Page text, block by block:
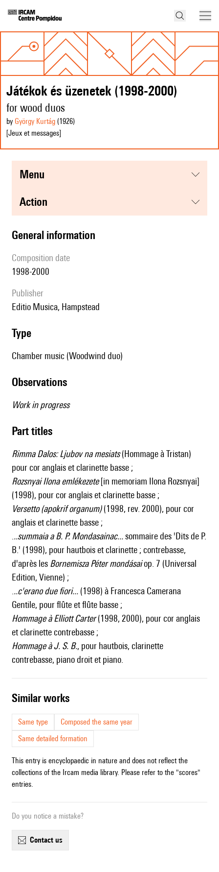
Játékok és üzenetek (1998-2000)
for wood duos
by György Kurtág (1926)
[Jeux et messages]
menu
action
general information
composition date
1998-2000
publisher
Editio Musica, Hampstead
type
Chamber music (Woodwind duo)
observations
Work in progress
Part titles
Rimma Dalos: Ljubov na mesiats(Hommage à Tristan)
pour cor anglais et clarinette basse ;
Rozsnyai Ilona emlékezete[in memoriam Ilona Rozsnyai]
(1998), pour cor anglais et clarinette basse ;
Versetto (apokrif organum)(1998, rev. 2000), pour cor
anglais et clarinette basse ;
..summaia a B. P. Mondasainac...sommaire des 'Dits de P.
B.' (1998), pour hautbois et clarinette ; contrebasse,
d'après les Bornemisza Péter mondásai op. 7 (Universal
Edition, Vienne) ;
..c'erano due fiori... (1998) à Francesca Camerana
Gentile, pour flûte et flûte basse ;
Hommage à Elliott Carter(1998, 2000), pour cor anglais
et clarinette contrebasse ;
Hommage à J. S. B., pour hautbois, clarinette
contrebasse, piano droit et piano.
similar works
Same type
Composed the same year
Same detailed formation
This entry is encyclopaedic in nature and does not reflect the
collections of the Ircam media library. Please refer to the "scores"
entries.
Do you notice a mistake?
contact us